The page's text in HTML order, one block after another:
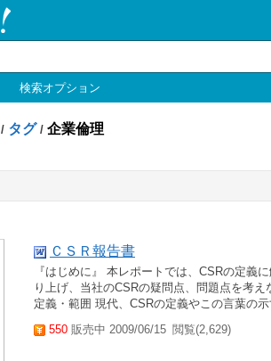
検索オプション
/ タグ / 企業倫理
ＣＳＲ報告書
『はじめに』 本レポートでは、CSRの定義
り上げ、当社のCSRの疑問点、問題点を考
定義・範囲 現代、CSRの定義やこの言葉の
550 販売中 2009/06/15 閲覧(2,629)